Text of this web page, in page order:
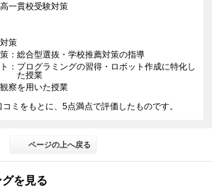
一貫校受験対策
策
総合型選抜・学校推薦対策の指導
プログラミングの習得・ロボット作成に特化し
た授業
察を用いた授業
ミをもとに、5点満点で評価したものです。
ページの上へ戻る
を見る